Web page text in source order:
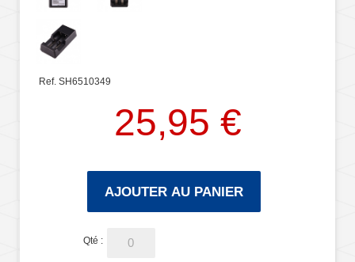
Ref. SH6510349
25,95 €
AJOUTER AU PANIER
Qté :